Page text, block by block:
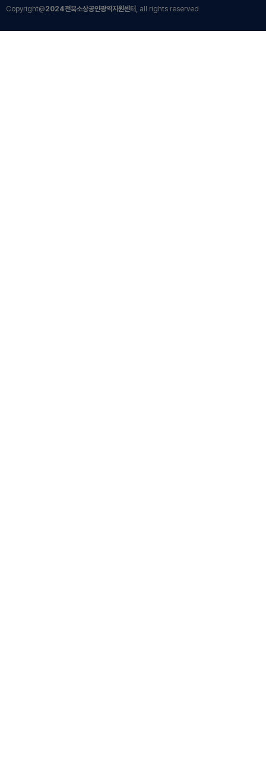
Copyright@2024전북소상공인광역지원센터 , all rights reserved